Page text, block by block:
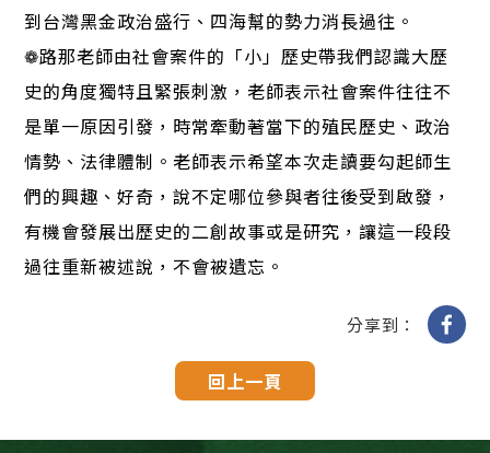
到台灣黑金政治盛行、四海幫的勢力消長過往。
❁路那老師由社會案件的「小」歷史帶我們認識大歷
史的角度獨特且緊張刺激，老師表示社會案件往往不
是單一原因引發，時常牽動著當下的殖民歷史、政治
情勢、法律體制。老師表示希望本次走讀要勾起師生
們的興趣、好奇，說不定哪位參與者往後受到啟發，
有機會發展出歷史的二創故事或是研究，讓這一段段
過往重新被述說，不會被遺忘。
分享到：
回上一頁